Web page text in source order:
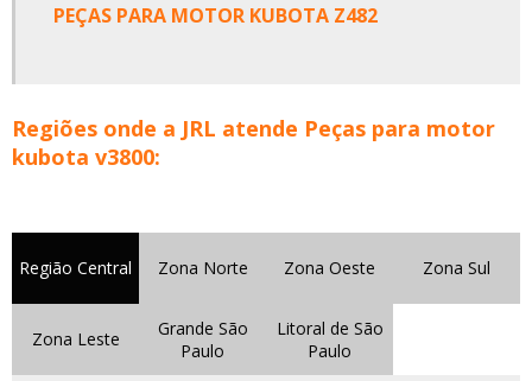
PEÇAS PARA MOTOR KUBOTA Z482
Regiões onde a JRL atende Peças para motor
kubota v3800:
Região Central Zona Norte Zona Oeste Zona Sul
Zona Leste
Grande São
Paulo
Litoral de São
Paulo